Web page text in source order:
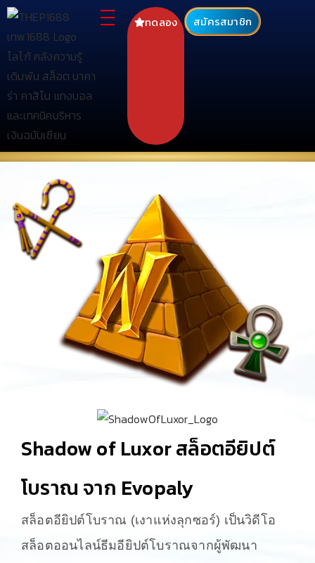
ทดลอง สมัครสมาชิก
Shadow of Luxor สล็อตอียิปต์
โบราณ จาก Evopaly
สล็อตอียิปต์โบราณ (เงาแห่งลุกซอร์) เป็นวิดีโอ
สล็อตออนไลน์ธีมอียิปต์โบราณจากผู้พัฒนา